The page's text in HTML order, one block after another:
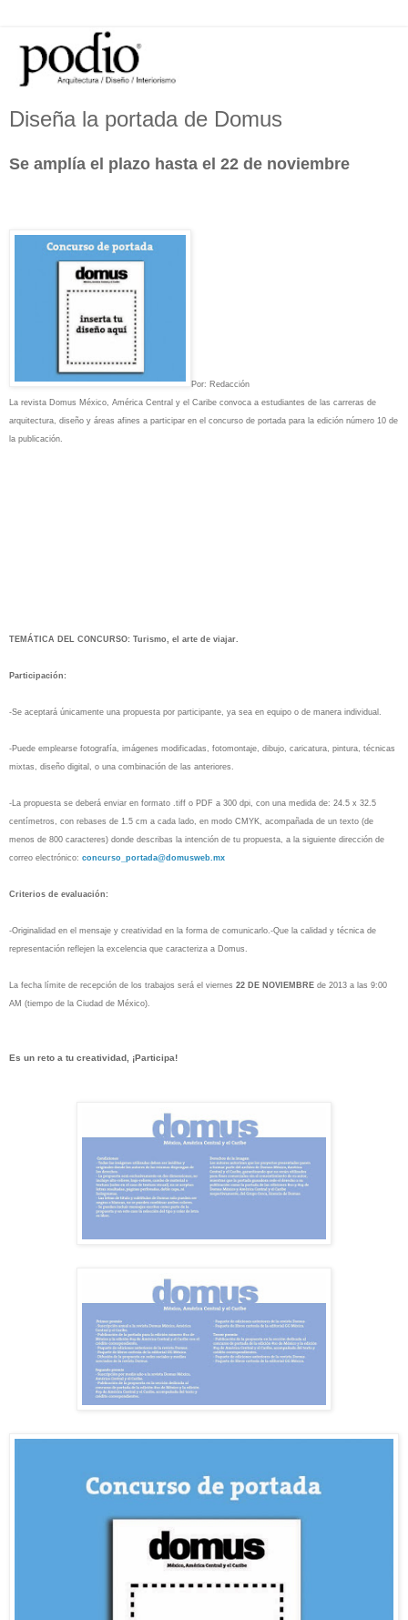
Diseña la portada de Domus
Se amplía el plazo hasta el 22 de noviembre
Por: Redacción
La revista Domus México, América Central y el Caribe convoca a estudiantes de las carreras de
arquitectura, diseño y áreas afines a participar en el concurso de portada para la edición número 10 de
la publicación.
TEMÁTICA DEL CONCURSO: Turismo, el arte de viajar.
Participación:
-Se aceptará únicamente una propuesta por participante, ya sea en equipo o de manera individual.
-Puede emplearse fotografía, imágenes modificadas, fotomontaje, dibujo, caricatura, pintura, técnicas
mixtas, diseño digital, o una combinación de las anteriores.
-La propuesta se deberá enviar en formato .tiff o PDF a 300 dpi, con una medida de: 24.5 x 32.5
centímetros, con rebases de 1.5 cm a cada lado, en modo CMYK, acompañada de un texto (de
menos de 800 caracteres) donde describas la intención de tu propuesta, a la siguiente dirección de
correo electrónico: concurso_portada@domusweb.mx
Criterios de evaluación:
-Originalidad en el mensaje y creatividad en la forma de comunicarlo. -Que la calidad y técnica de
representación reflejen la excelencia que caracteriza a Domus.
La fecha límite de recepción de los trabajos será el viernes 22 DE NOVIEMBRE de 2013 a las 9:00
AM (tiempo de la Ciudad de México).
Es un reto a tu creatividad, ¡Participa!